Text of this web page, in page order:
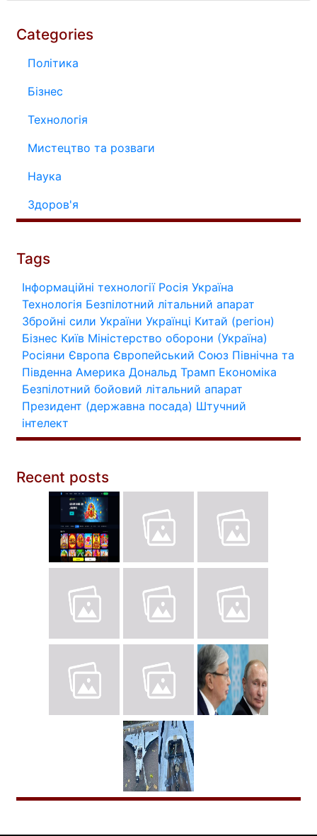
Categories
Політика
Бізнес
Технологія
Мистецтво та розваги
Наука
Здоров'я
Tags
Інформаційні технології Росія Україна
Технологія Безпілотний літальний апарат
Збройні сили України Українці Китай (регіон)
Бізнес Київ Міністерство оборони (Україна)
Росіяни Європа Європейський Союз Північна та
Південна Америка Дональд Трамп Економіка
Безпілотний бойовий літальний апарат
Президент (державна посада) Штучний
інтелект
Recent posts